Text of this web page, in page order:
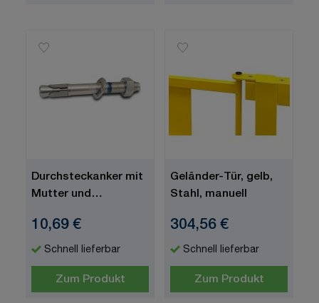
Durchsteckanker mit
Mutter und
12/120, (speziell für
Betonböden)
10,69 €
Schnell lieferbar
Zum Produkt
Geländer-Tür, gelb,
Stahl, manuell
304,56 €
Schnell lieferbar
Zum Produkt